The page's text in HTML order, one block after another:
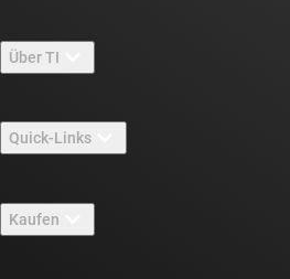
Über TI
Stellenangebote
Newsroom
Quick-Links
TI E2E™-Design-Support-Foren
Kaufen